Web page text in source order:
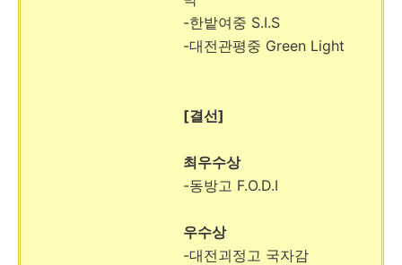
-한밭여중 S.I.S
-대전관평중 Green Light
[결선]
최우수상
-동방고 F.O.D.I
우수상
-대전괴정고 국자감